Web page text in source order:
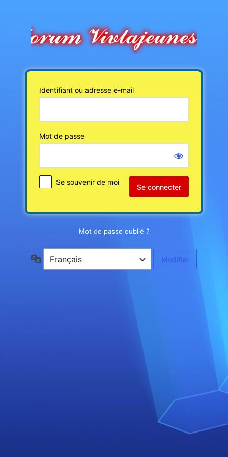
connecter
Identifiant ou adresse e-mail
Mot de passe
Se souvenir de moi
Mot de passe oublié ?
Langue